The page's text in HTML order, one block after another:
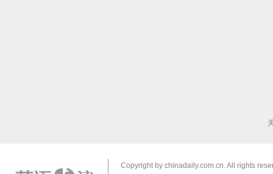
Copyright by chinadaily.com.cn. All rights